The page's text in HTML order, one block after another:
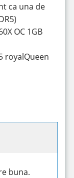
ca una de
OC 1GB
royalQueen
buna.